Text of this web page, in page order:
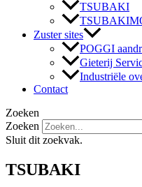
TSUBAKI
Zuster sites
POGGI
Gieterij
Industriële
Contact
Zoeken
Zoeken
Sluit dit zoekvak.
TSUBAKI